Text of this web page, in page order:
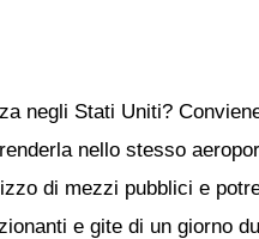
negli Stati Uniti?
nello stesso
di mezzi pubblici e
e gite di un giorno